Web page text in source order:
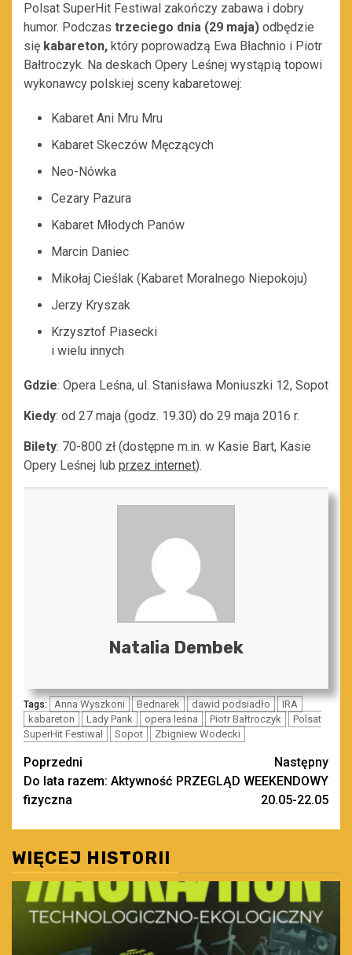
Polsat SuperHit Festiwal zakończy zabawa i dobry
humor. Podczas trzeciego dnia (29 maja) odbędzie
się kabareton, który poprowadzą Ewa Błachnio i Piotr
Bałtroczyk. Na deskach Opery Leśnej wystąpią topowi
wykonawcy polskiej sceny kabaretowej:
Kabaret Ani Mru Mru
Kabaret Skeczów Męczących
Neo-Nówka
Cezary Pazura
Kabaret Młodych Panów
Marcin Daniec
Mikołaj Cieślak (Kabaret Moralnego Niepokoju)
Jerzy Kryszak
Krzysztof Piasecki
i wielu innych
Gdzie: Opera Leśna, ul. Stanisława Moniuszki 12, Sopot
Kiedy: od 27 maja (godz. 19.30) do 29 maja 2016 r.
Bilety: 70-800 zł (dostępne m.in. w Kasie Bart, Kasie
Opery Leśnej lub przez internet).
Natalia Dembek
Tags: Anna Wyszkoni Bednarek dawid podsiadło
IRA
kabareton
Lady Pank opera leśna Piotr Bałtroczyk
Polsat
SuperHit Festiwal
Sopot Zbigniew Wodecki
Zobacz
wpisy
Poprzedni
Do lata razem: Aktywność
fizyczna
Następny
PRZEGLĄD WEEKENDOWY
20.05-22.05
WIĘCEJ HISTORII